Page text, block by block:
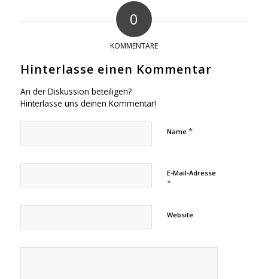
0
KOMMENTARE
Hinterlasse einen Kommentar
An der Diskussion beteiligen?
Hinterlasse uns deinen Kommentar!
Name *
E-Mail-Adresse
*
Website